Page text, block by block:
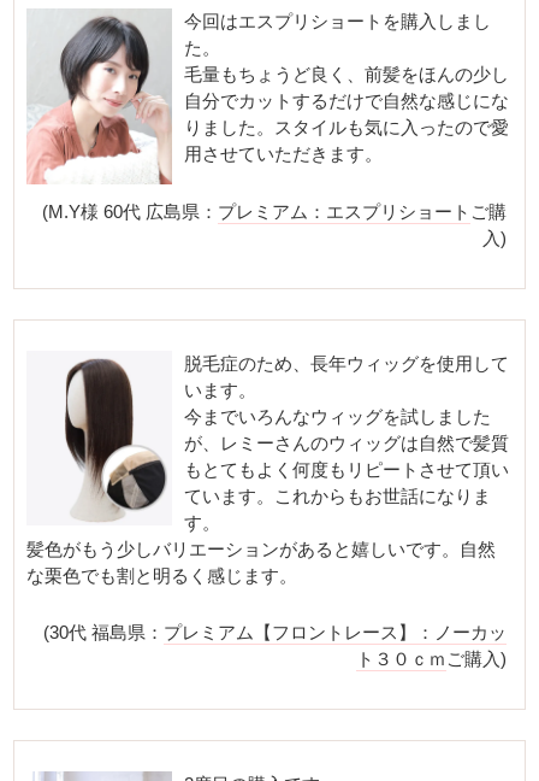
今回はエスプリショートを購入しまし
た。
毛量もちょうど良く、前髪をほんの少し
自分でカットするだけで自然な感じにな
りました。スタイルも気に入ったので愛
用させていただきます。
(M.Y様 60代 広島県： プレミアム：エスプリショート ご購
入)
脱毛症のため、長年ウィッグを使用して
います。
今までいろんなウィッグを試しました
が、レミーさんのウィッグは自然で髪質
もとてもよく何度もリピートさせて頂い
ています。これからもお世話になりま
す。
髪色がもう少しバリエーションがあると嬉しいです。自然
な栗色でも割と明るく感じます。
(30代 福島県： プレミアム【フロントレース】：ノーカッ
ト３０ｃｍ ご購入)